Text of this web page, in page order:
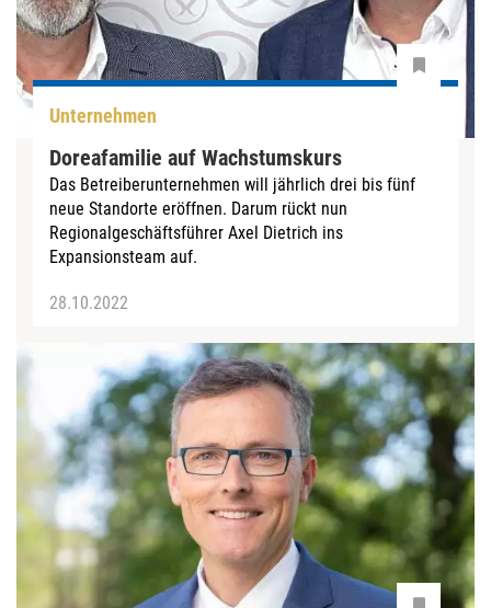
Unternehmen
Doreafamilie auf Wachstumskurs
Das Betreiberunternehmen will jährlich drei bis fünf
neue Standorte eröffnen. Darum rückt nun
Regionalgeschäftsführer Axel Dietrich ins
Expansionsteam auf.
28.10.2022